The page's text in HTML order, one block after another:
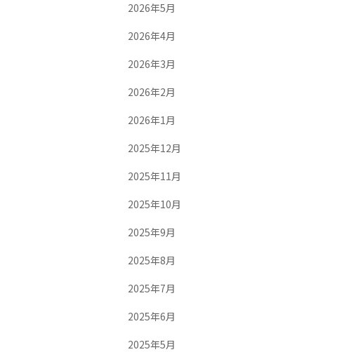
2026年5月
2026年4月
2026年3月
2026年2月
2026年1月
2025年12月
2025年11月
2025年10月
2025年9月
2025年8月
2025年7月
2025年6月
2025年5月